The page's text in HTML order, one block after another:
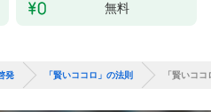
無料
発 「賢いココロ」の法則 「賢いコ